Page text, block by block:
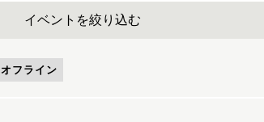
イベントを絞り込む
オフライン